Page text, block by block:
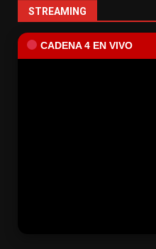
STREAMING
CADENA 4 EN VIVO